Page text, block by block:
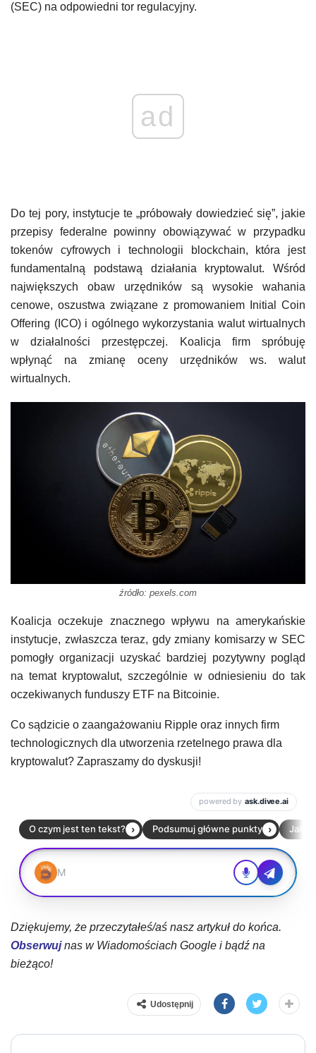
(SEC) na odpowiedni tor regulacyjny.
ad
Do tej pory, instytucje te „próbowały dowiedzieć się”, jakie
przepisy federalne powinny obowiązywać w przypadku
tokenów cyfrowych i technologii blockchain, która jest
fundamentalną podstawą działania kryptowalut. Wśród
największych obaw urzędników są wysokie wahania
cenowe, oszustwa związane z promowaniem Initial Coin
Offering (ICO) i ogólnego wykorzystania walut wirtualnych
w działalności przestępczej. Koalicja firm spróbuję
wpłynąć na zmianę oceny urzędników ws. walut
wirtualnych.
źródło: pexels.com
Koalicja oczekuje znacznego wpływu na amerykańskie
instytucje, zwłaszcza teraz, gdy zmiany komisarzy w SEC
pomogły organizacji uzyskać bardziej pozytywny pogląd
na temat kryptowalut, szczególnie w odniesieniu do tak
oczekiwanych funduszy ETF na Bitcoinie.
Co sądzicie o zaangażowaniu Ripple oraz innych firm
technologicznych dla utworzenia rzetelnego prawa dla
kryptowalut? Zapraszamy do dyskusji!
Dziękujemy, że przeczytałeś/aś nasz artykuł do końca.
Obserwujnas w Wiadomościach Google i bądź na
bieżąco!
Udostępnij